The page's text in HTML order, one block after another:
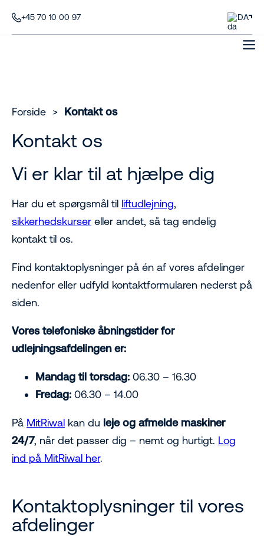
+45 70 10 00 97 DA
Forside > Kontakt os
Kontakt os
Vi er klar til at hjælpe dig
Har du et spørgsmål til liftudlejning,
sikkerhedskurser eller andet, så tag endelig
kontakt til os.
Find kontaktoplysninger på én af vores afdelinger
nedenfor eller udfyld kontaktformularen nederst på
siden.
Vores telefoniske åbningstider for
udlejningsafdelingen er:
Mandag til torsdag: 06.30 – 16.30
Fredag: 06.30 – 14.00
På MitRiwal kan du leje og afmelde maskiner
24/7, når det passer dig – nemt og hurtigt. Log
ind på MitRiwal her.
Kontaktoplysninger til vores
afdelinger